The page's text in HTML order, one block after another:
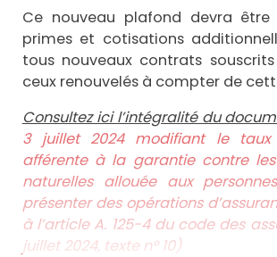
Ce nouveau plafond devra être
primes et cotisations
tous nouveaux contrats
ceux renouvelés à compter de
Consultez ici l’intégralité du
3 juillet 2024 modifiant le
afférente à la garantie contre
naturelles allouée aux
présenter des opérations
à l’article A. 125-4 du code des
juillet 2024, texte n° 10)